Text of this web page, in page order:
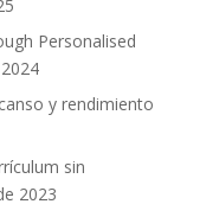
Personalised
y rendimiento
sin
2023